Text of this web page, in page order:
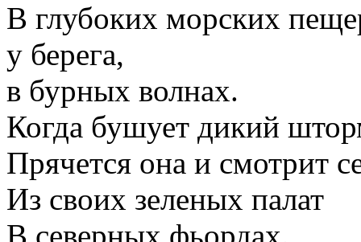
В глубоких морских
у берега,
в бурных волнах.
Когда бушует дикий
Прячется она и смотрит
Из своих зеленых палат